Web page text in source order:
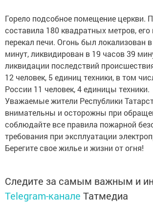
Горело подсобное помещение церкви.
составила 180 квадратных метров, его
перекал печи. Огонь был локализован
минут, ликвидирован в 19 часов 39
ликвидации последствий
12 человек, 5 единиц техники, в том
России 11 человек, 4 единицы техники.
Уважаемые жители Республики
внимательны и осторожны при
соблюдайте все правила пожарной
требования при эксплуатации
Берегите свое жилье и жизни от огня!
Следите за самым важным и
Telegram-канале Татмедиа